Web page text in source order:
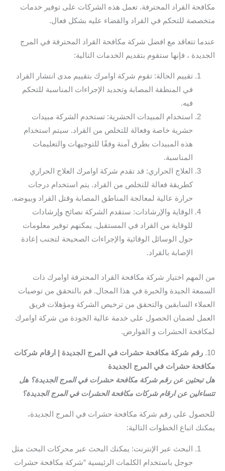
مكافحة القراد المحترفة. تعمل هذه الشركات على توفير خدمات
متخصصة للتحكم في القراد والقضاء عليه بشكل فعال.
عندما تتعاقد مع افضل شركة مكافحة القراد المحترفة في المرج
الجديدة ، فإنها ستقوم بتقديم الخدمات التالية:
تقييم الحالة: تقوم شركة اوامرك بتقييم مدى انتشار القراد
في المنطقة المصابة وتحديد الإجراءات المناسبة للتحكم
فيه.
استخدام المبيدات الحشرية: تستخدم الشركة مبيدات
حشرية خاصة وفعالة للتخلص من القراد. سيتم استخدام
هذه المبيدات بطرق آمنة وفقًا للتوجيهات والتعليمات
المناسبة.
العلاج الحراري: قد تقدم شركة اوامرك العلاج الحراري
كطريقة فعالة للتخلص من القراد. يتم استخدام درجات
حرارة عالية لمعالجة المناطق المصابة وقتل القراد وبيوضه.
الوقاية والإرشادات: ستقدم الشركة نصائح وإرشادات
للوقاية من القراد في المستقبل. يمكنهم توفير معلومات
حول الوسائل الوقائية والإجراءات الصحيحة لتجنب إعادة
الإصابة بالقراد.
من المهم اختيار شركة مكافحة القراد المحترفة اوامرك ذات
السمعة الجيدة والخبرة في هذا المجال. قم بالتحقق من توصيات
العملاء السابقين والتحقق من ترخيص الشركة ومؤهلات فريق
العمل لضمان الحصول على خدمة عالية الجودة من شركة اوامرك
لمكافحة الحشرات و القوارض.
10. رقم شركة مكافحة حشرات في المرج الجديدة | ارقام شركات
مكافحة حشرات في المرج الجديدة
هل تبحثين عن رقم شركة مكافحة حشرات في المرج الجديدة؟ هل
تتساءلين عن ارقام شركات مكافحة الحشرات في المرج الجديدة؟
للحصول على رقم شركة مكافحة حشرات في المرج الجديدة،
يمكنك اتباع الخطوات التالية:
البحث عبر الإنترنت: يمكنك البحث عبر محركات البحث مثل
جوجل باستخدام الكلمات الرئيسية “شركة مكافحة حشرات